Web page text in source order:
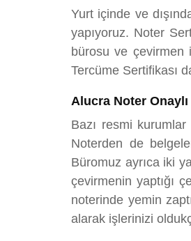
Yurt içinde ve
yapıyoruz. Noter
bürosu ve çevirmen
Tercüme Sertifikası
Alucra Noter
Bazı resmi
Noterden de
Büromuz ayrıca iki
çevirmenin yaptığı
noterinde yemin
alarak işlerinizi